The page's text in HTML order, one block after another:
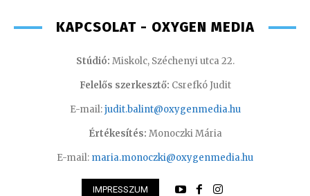
KAPCSOLAT - OXYGEN MEDIA
Stúdió: Miskolc, Széchenyi utca 22.
Felelős szerkesztő: Csrefkó Judit
E-mail:judit.balint@oxygenmedia.hu
Értékesítés: Monoczki Mária
E-mail: maria.monoczki@oxygenmedia.hu
IMPRESSZUM